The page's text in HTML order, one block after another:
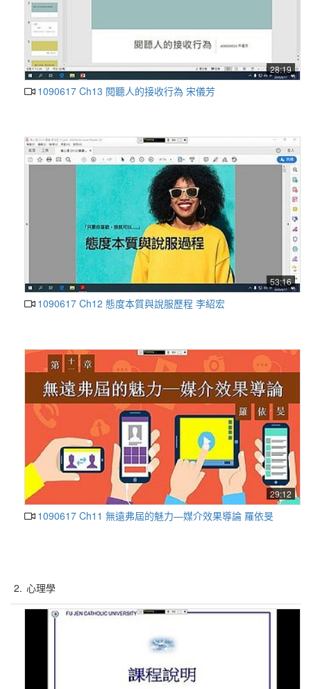
28:19
1090617 Ch13 閱聽人的接收行為 宋儀芳
53:16
1090617 Ch12 態度本質與說服歷程 李紹宏
29:12
1090617 Ch11 無遠弗屆的魅力—媒介效果導論 羅依旻
2. 心理學